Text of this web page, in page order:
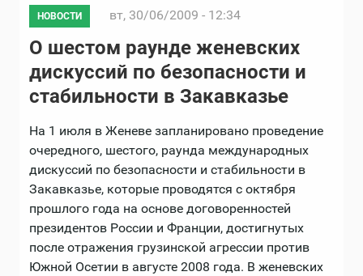
НОВОСТИ вт, 30/06/2009 - 12:34
О шестом раунде женевских
дискуссий по безопасности и
стабильности в Закавказье
На 1 июля в Женеве запланировано проведение
очередного, шестого, раунда международных
дискуссий по безопасности и стабильности в
Закавказье, которые проводятся с октября
прошлого года на основе договоренностей
президентов России и Франции, достигнутых
после отражения грузинской агрессии против
Южной Осетии в августе 2008 года. В женевских